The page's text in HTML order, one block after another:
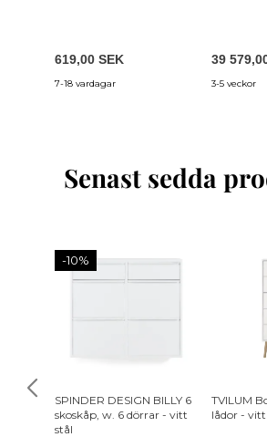
619,00 SEK
7-18 vardagar
39
3-5 veckor
Senast sedda
-10%
SPINDER DESIGN BILLY 6
skoskåp, w. 6 dörrar - vitt
stål
TVILUM
lådor -